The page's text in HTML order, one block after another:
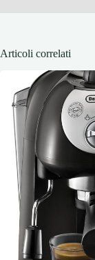
Articoli correlati